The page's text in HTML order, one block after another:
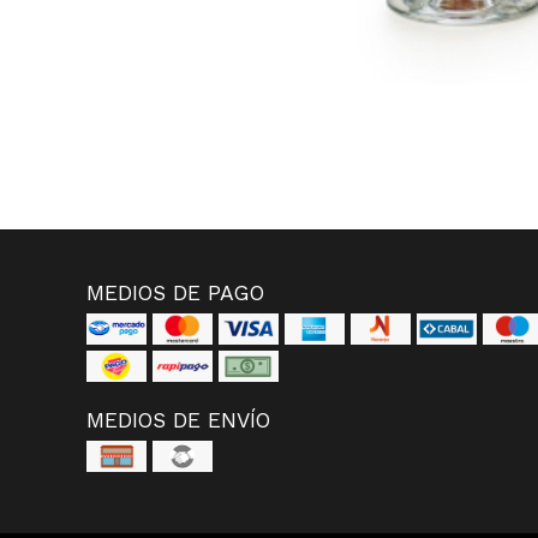
MEDIOS DE PAGO
MEDIOS DE ENVÍO